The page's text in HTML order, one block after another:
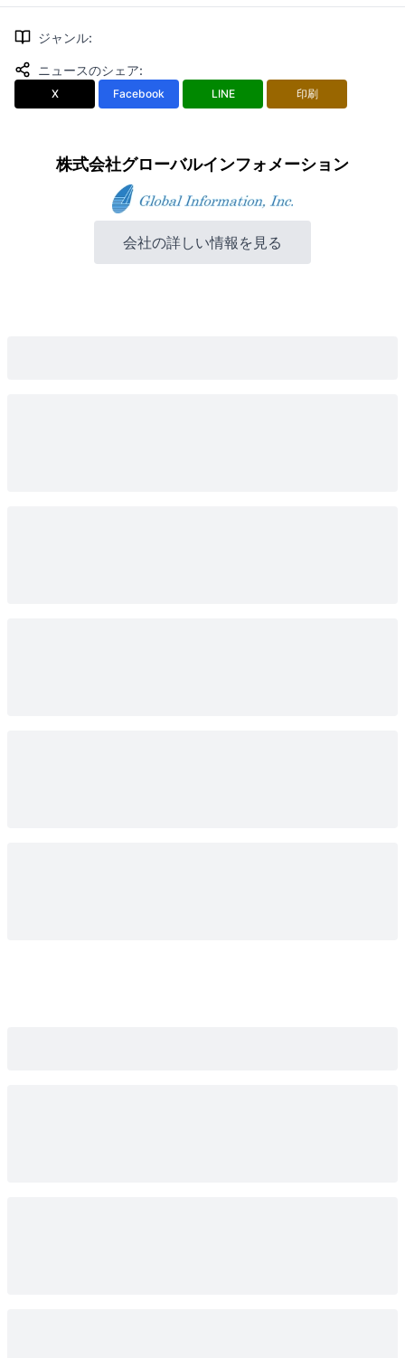
ジャンル:
ニュースのシェア:
X Facebook LINE 印刷
株式会社グローバルインフォメーション
会社の詳しい情報を見る